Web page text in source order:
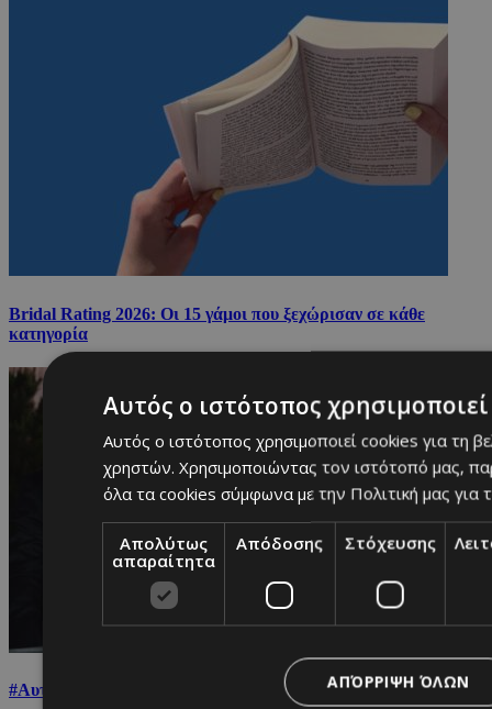
Bridal Rating 2026: Οι 15 γάμοι που ξεχώρισαν σε κάθε
κατηγορία
#Αυτοβελτίωση: 3 βιβλία για να γίνεις η καλύτερη εκδοχή σου
Αυτός ο ιστότοπος
Αυτός ο ιστότοπος χρησιμοποιεί cookies για τη
χρηστών. Χρησιμοποιώντας τον ιστότοπό μας,
όλα τα cookies σύμφωνα με την Πολιτική μας για
Απολύτως
απαραίτητα
Απόδοσης Στόχευσης
ΑΠΌΡΡΙΨΗ ΌΛΩΝ